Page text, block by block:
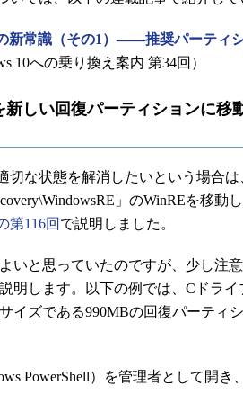
新常識（その1）――推奨パーティ
10への乗り換え案内 第34回）
新しい回復パーティションに移
な状態を解消したいという場合は
」のWinREを移動
第116回 で説明しました。
と思っていたのですが、少し注
明します。以下の例では、Cドライ
イズである990MBの回復パーティ
PowerShell）を管理者として開き